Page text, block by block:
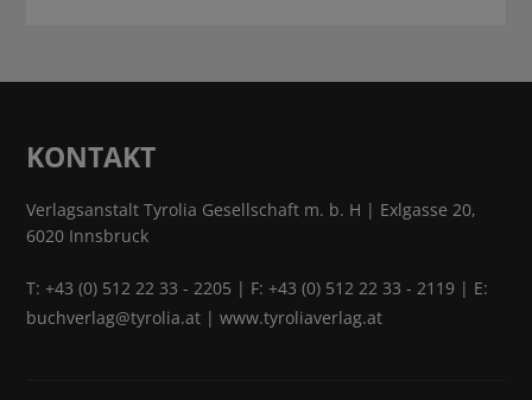
KONTAKT
Verlagsanstalt Tyrolia Gesellschaft m. b. H | Exlgasse 20,
6020 Innsbruck
T:+43 (0) 512 22 33 - 2205 | F: +43 (0) 512 22 33 - 2119 | E:
buchverlag@tyrolia.at |www.tyroliaverlag.at